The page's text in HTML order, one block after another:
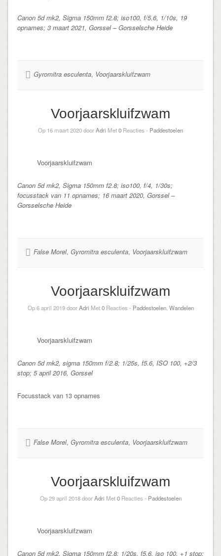
Canon 5d mk2, Sigma 150mm f2.8; iso100, f/5.6, 1/10s, 19
opnames; 3 maart 2021, Gorssel – Gorsselsche Heide
Gyromitra esculenta, Voorjaarskluifzwam
Voorjaarskluifzwam
Op 16 maart 2020 doorAdri Met0 Reacties - Paddestoelen
Voorjaarskluifzwam
Canon 5d mk2, Sigma 150mm f2.8; iso100, f/4, 1/30s;
focusstack van 11 opnames; 16 maart 2020, Gorssel –
Gorsselsche Heide
False Morel, Gyromitra esculenta, Voorjaarskluifzwam
Voorjaarskluifzwam
Op 6 april 2019 doorAdri Met0Reacties - Paddestoelen, Wandelen
Voorjaarskluifzwam
Canon 5d mk2, sigma 150mm f/2.8; 1/25s, f5.6, ISO 100, +2/3
stop; 5 april 2016, Gorssel
Focusstack van 13 opnames
False Morel, Gyromitra esculenta, Voorjaarskluifzwam
Voorjaarskluifzwam
Op 29 april 2018 doorAdri Met0Reacties - Paddestoelen
Voorjaarskluifzwam
Canon 5d mk2, Sigma 150mm f2.8; 1/20s, f5.6, iso 100, +1 stop;